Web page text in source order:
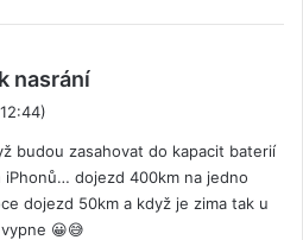
nasrání
s
a
l
budou zasahovat do kapacit baterií
iPhonů… dojezd 400km na jedno
dojezd 50km a když je zima tak u
😀😅